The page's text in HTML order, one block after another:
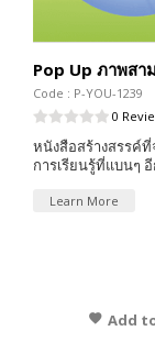
Pop Up ภาพสา
Code : P-YOU-1239
0
หนังสือสร้างสรรค์ที่
การเรียนรู้ที่แบนๆ
Learn More
Add